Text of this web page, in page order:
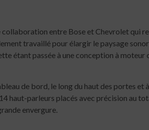
entre Bose et Chevrolet qui
travaillé pour élargir le paysage
étant passée à une conception à moteur
de bord, le long du haut des portes et à
haut-parleurs placés avec précision au
envergure.